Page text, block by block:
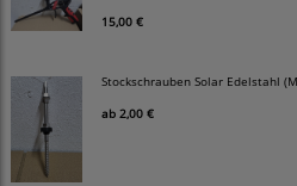
15,00 €
Stockschrauben Solar Edelstahl
ab 2,00 €